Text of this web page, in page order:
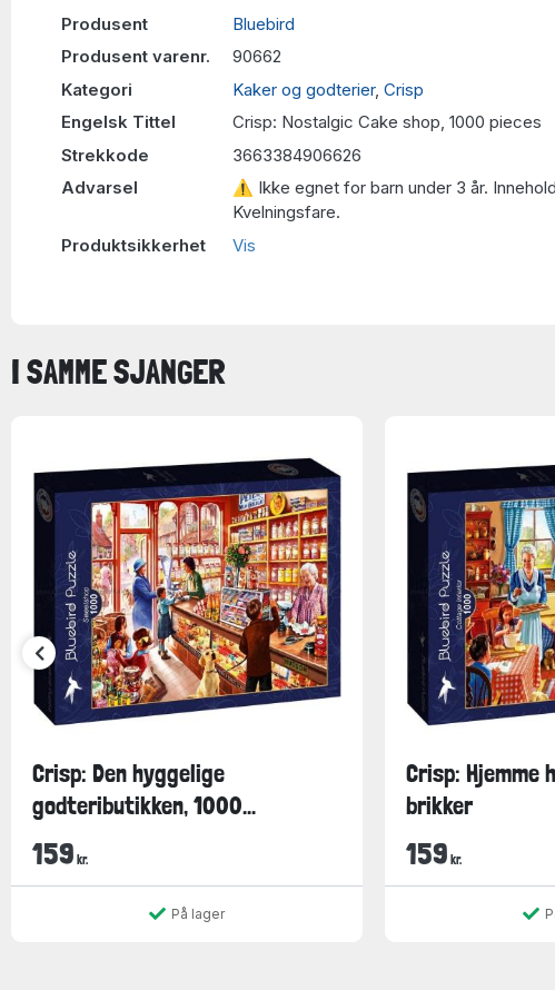
Produsent
Bluebird
Produsent varenr.
90662
Kategori
Kaker og godterier, Crisp
Engelsk Tittel
Crisp: Nostalgic Cake shop, 1000 pieces
Strekkode
3663384906626
Advarsel
⚠ Ikke egnet for barn under 3 år.
Kvelningsfare.
Produktsikkerhet
Vis
I SAMME SJANGER
Crisp: Den hyggelige
godteributikken, 1000...
159 kr.
På lager
Crisp: Hjemme
brikker
159 kr.